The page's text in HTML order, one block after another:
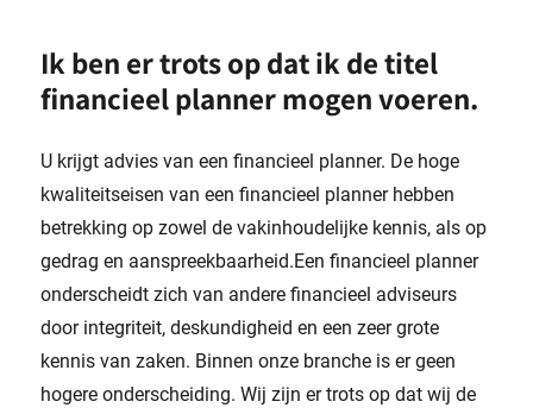
Ik ben er trots op dat ik de titel
financieel planner mogen voeren.
U krijgt advies van een financieel planner. De hoge
kwaliteitseisen van een financieel planner hebben
betrekking op zowel de vakinhoudelijke kennis, als op
gedrag en aanspreekbaarheid.Een financieel planner
onderscheidt zich van andere financieel adviseurs
door integriteit, deskundigheid en een zeer grote
kennis van zaken. Binnen onze branche is er geen
hogere onderscheiding. Wij zijn er trots op dat wij de